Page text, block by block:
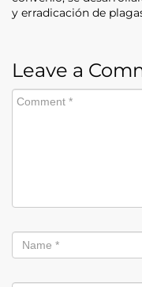
y erradicación de
Leave a